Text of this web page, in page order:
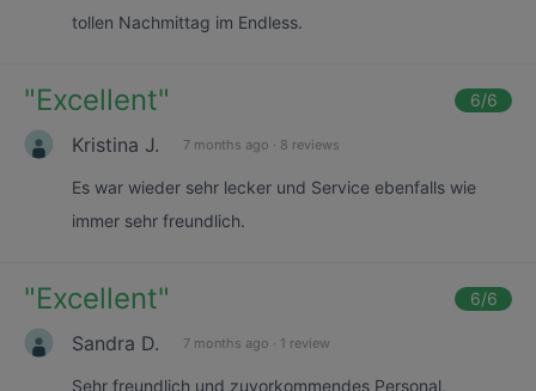
tollen Nachmittag im Endless.
"Excellent" 6/6
Kristina J. 7 months ago · 8 reviews
Es war wieder sehr lecker und Service ebenfalls wie
immer sehr freundlich.
"Excellent" 6/6
Sandra D. 7 months ago · 1 review
Sehr freundlich und zuvorkommendes Personal,